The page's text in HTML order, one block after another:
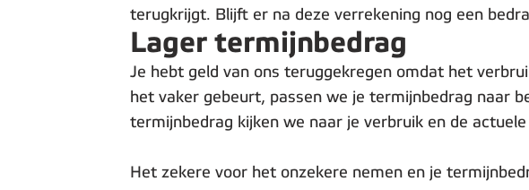
terugkrijgt. Blijft er na deze verrekening nog een
Lager termijnbedrag
Je hebt geld van ons teruggekregen omdat het
het vaker gebeurt, passen we je termijnbedrag naar
termijnbedrag kijken we naar je verbruik en de
Het zekere voor het onzekere nemen en je